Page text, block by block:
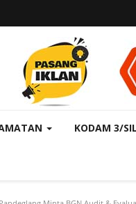
KODAM 3/